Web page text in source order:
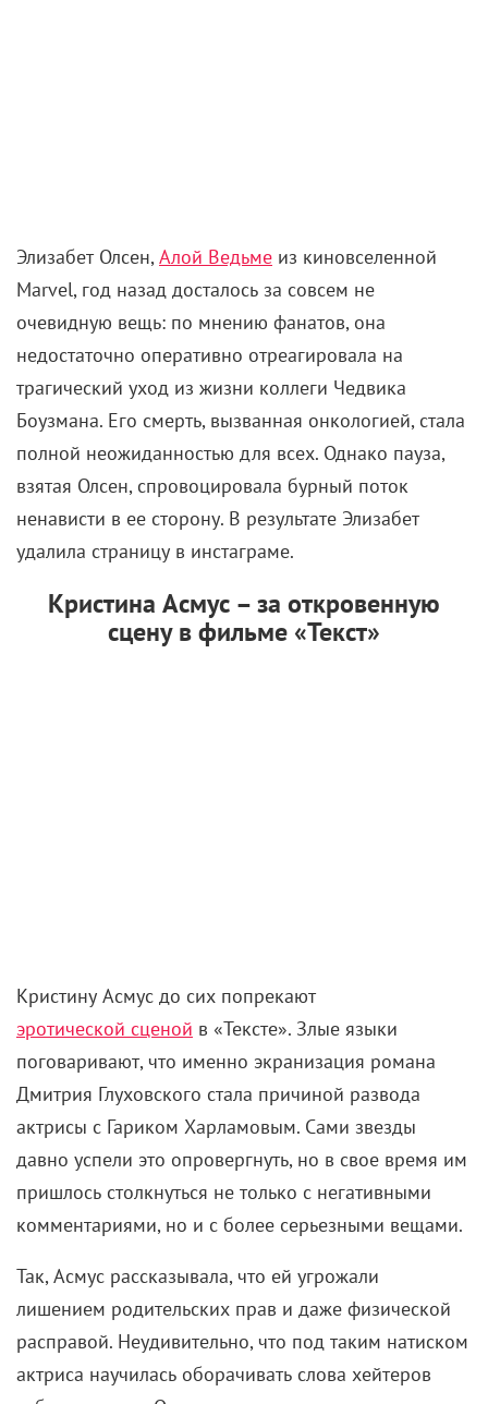
Элизабет Олсен,Алой Ведьме из киновселенной
Marvel, год назад досталось за совсем не
очевидную вещь: по мнению фанатов, она
недостаточно оперативно отреагировала на
трагический уход из жизни коллеги Чедвика
Боузмана. Его смерть, вызванная онкологией, стала
полной неожиданностью для всех. Однако пауза,
взятая Олсен, спровоцировала бурный поток
ненависти в ее сторону. В результате Элизабет
удалила страницу в инстаграме.
Кристина Асмус – за откровенную
сцену в фильме «Текст»
Кристину Асмус до сих попрекают
эротической сценой в «Тексте». Злые языки
поговаривают, что именно экранизация романа
Дмитрия Глуховского стала причиной развода
актрисы с Гариком Харламовым. Сами звезды
давно успели это опровергнуть, но в свое время им
пришлось столкнуться не только с негативными
комментариями, но и с более серьезными вещами.
Так, Асмус рассказывала, что ей угрожали
лишением родительских прав и даже физической
расправой. Неудивительно, что под таким натиском
актриса научилась оборачивать слова хейтеров